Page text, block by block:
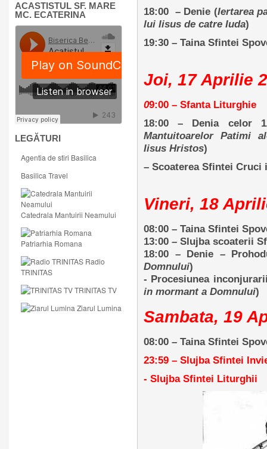
ACASTISTUL SF. MARE
MC. ECATERINA
LEGĂTURI
Agentia de stiri Basilica
Basilica Travel
Catedrala Mantuirii Neamului
Patriarhia Romana
Radio
TRINITAS
TRINITAS TV
Ziarul Lumina
18:00 – Denie (Iertarea
lui Iisus de catre Iuda)
19:30 – Taina Sfintei
Joi, 17 Aprilie
09:00 – Sfanta Liturghie
18:00 – Denia celor
Mantuitoarelor Patimi
Iisus Hristos)
– Scoaterea Sfintei
Vineri, 18
08:00 – Taina Sfintei
13:00 – Slujba scoaterii
18:00 – Denie –
Domnului)
- Procesiunea
in mormant a Domnului)
Sambata, 19
08:00 – Taina Sfintei
23:59 – Slujba Sfintei
- Slujba Sfintei Liturghii